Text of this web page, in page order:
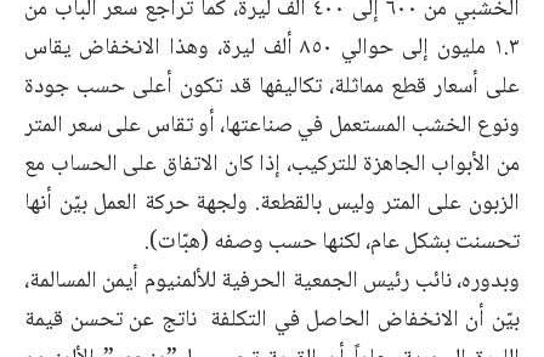
الخشبي من ٦٠٠ إلى ٤٠٠ ألف ليرة، كما تراجع سعر الباب من
١.٣ مليون إلى حوالي ٨٥٠ ألف ليرة، وهذا الانخفاض يقاس
على أسعار قطع مماثلة، تكاليفها قد تكون أعلى حسب جودة
ونوع الخشب المستعمل في صناعتها، أو تقاس على سعر المتر
من الأبواب الجاهزة للتركيب، إذا كان الاتفاق على الحساب مع
الزبون على المتر وليس بالقطعة. ولجهة حركة العمل بيّن أنها
تحسنت بشكل عام، لكنها حسب وصفه (هبّات).
وبدوره، نائب رئيس الجمعية الحرفية للألمنيوم أيمن المسالمة،
بيّن أن الانخفاض الحاصل في التكلفة ناتج عن تحسن قيمة